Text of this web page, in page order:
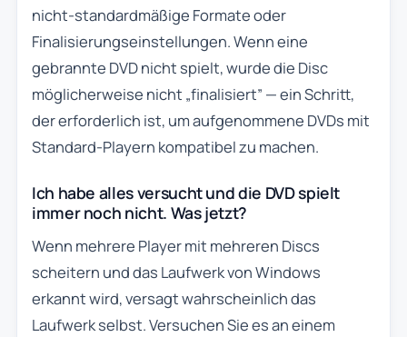
nicht-standardmäßige Formate oder
Finalisierungseinstellungen. Wenn eine
gebrannte DVD nicht spielt, wurde die Disc
möglicherweise nicht „finalisiert” — ein Schritt,
der erforderlich ist, um aufgenommene DVDs mit
Standard-Playern kompatibel zu machen.
Ich habe alles versucht und die DVD spielt
immer noch nicht. Was jetzt?
Wenn mehrere Player mit mehreren Discs
scheitern und das Laufwerk von Windows
erkannt wird, versagt wahrscheinlich das
Laufwerk selbst. Versuchen Sie es an einem